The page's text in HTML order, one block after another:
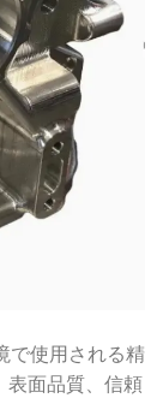
で使用される精
表面品質、信頼